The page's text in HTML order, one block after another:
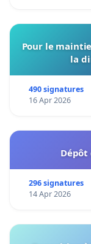
Pour le
la
490 signatures
16 Apr 2026
Dépôt
296 signatures
14 Apr 2026